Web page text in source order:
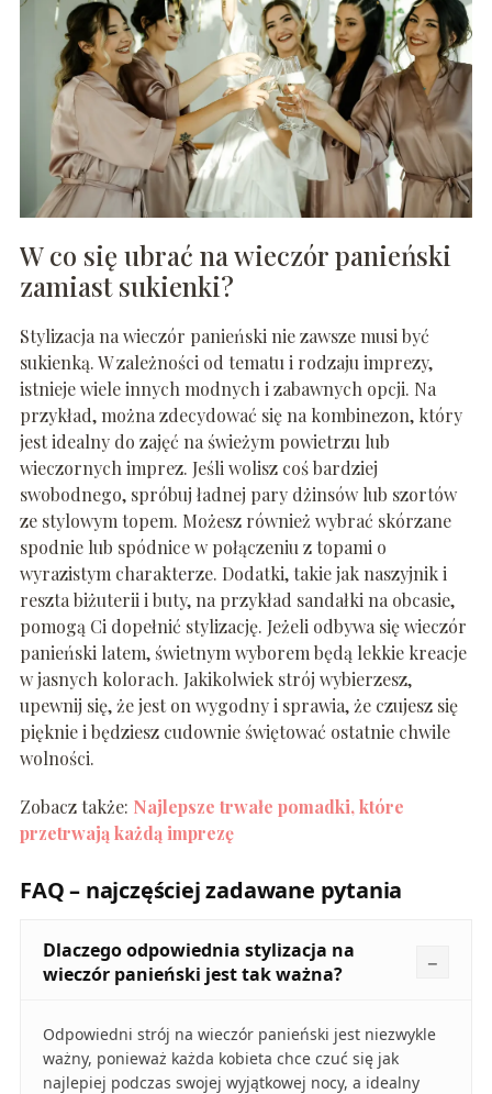
W co się ubrać na wieczór panieński
zamiast sukienki?
Stylizacja na wieczór panieński nie zawsze musi być
sukienką. W zależności od tematu i rodzaju imprezy,
istnieje wiele innych modnych i zabawnych opcji. Na
przykład, można zdecydować się na kombinezon, który
jest idealny do zajęć na świeżym powietrzu lub
wieczornych imprez. Jeśli wolisz coś bardziej
swobodnego, spróbuj ładnej pary dżinsów lub szortów
ze stylowym topem. Możesz również wybrać skórzane
spodnie lub spódnice w połączeniu z topami o
wyrazistym charakterze. Dodatki, takie jak naszyjnik i
reszta biżuterii i buty, na przykład sandałki na obcasie,
pomogą Ci dopełnić stylizację. Jeżeli odbywa się wieczór
panieński latem, świetnym wyborem będą lekkie kreacje
w jasnych kolorach. Jakikolwiek strój wybierzesz,
upewnij się, że jest on wygodny i sprawia, że czujesz się
pięknie i będziesz cudownie świętować ostatnie chwile
wolności.
Zobacz także: Najlepsze trwałe pomadki, które
przetrwają każdą imprezę
FAQ – najczęściej zadawane pytania
Dlaczego odpowiednia stylizacja na
wieczór panieński jest tak ważna?
Odpowiedni strój na wieczór panieński jest niezwykle
ważny, ponieważ każda kobieta chce czuć się jak
najlepiej podczas swojej wyjątkowej nocy, a idealny